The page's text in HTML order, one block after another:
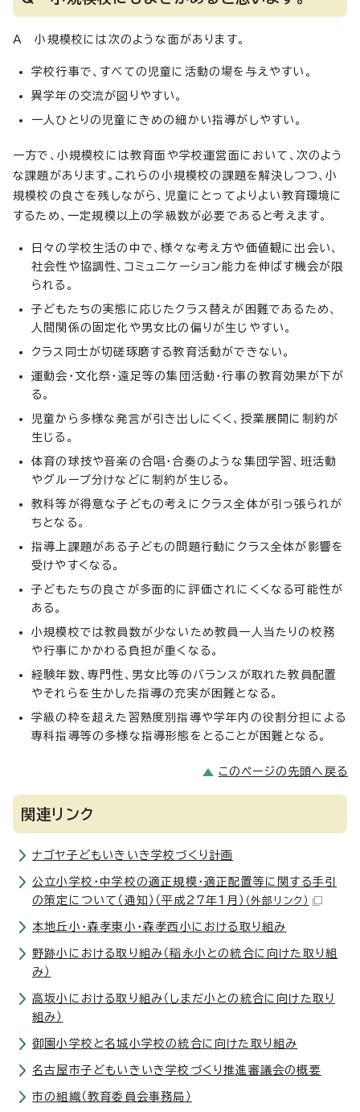
A 小規模校には次のような面があります。
学校行事で、すべての児童に活動の場を与えやすい。
異学年の交流が図りやすい。
一人ひとりの児童にきめの細かい指導がしやすい。
一方で、小規模校には教育面や学校運営面において、次のよう
な課題があります。これらの小規模校の課題を解決しつつ、小
規模校の良さを残しながら、児童にとってよりよい教育環境に
するため、一定規模以上の学級数が必要であると考えます。
日々の学校生活の中で、様々な考え方や価値観に出会い、
社会性や協調性、コミュニケーション能力を伸ばす機会が限
られる。
子どもたちの実態に応じたクラス替えが困難であるため、
人間関係の固定化や男女比の偏りが生じやすい。
クラス同士が切磋琢磨する教育活動ができない。
運動会・文化祭・遠足等の集団活動・行事の教育効果が下が
る。
児童から多様な発言が引き出しにくく、授業展開に制約が
生じる。
体育の球技や音楽の合唱・合奏のような集団学習、班活動
やグループ分けなどに制約が生じる。
教科等が得意な子どもの考えにクラス全体が引っ張られが
ちとなる。
指導上課題がある子どもの問題行動にクラス全体が影響を
受けやすくなる。
子どもたちの良さが多面的に評価されにくくなる可能性が
ある。
小規模校では教員数が少ないため教員一人当たりの校務
や行事にかかわる負担が重くなる。
経験年数、専門性、男女比等のバランスが取れた教員配置
やそれらを生かした指導の充実が困難となる。
学級の枠を超えた習熟度別指導や学年内の役割分担による
専科指導等の多様な指導形態をとることが困難となる。
このページの先頭へ戻る
関連リンク
ナゴヤ子どもいきいき学校づくり計画
公立小学校・中学校の適正規模・適正配置等に関する手引
の策定について（通知）（平成27年1月） （外部リンク）
本地丘小・森孝東小・森孝西小における取り組み
野跡小における取り組み（稲永小との統合に向けた取り組
み）
高坂小における取り組み（しまだ小との統合に向けた取り
組み）
御園小学校と名城小学校の統合に向けた取り組み
名古屋市子どもいきいき学校づくり推進審議会の概要
市の組織（教育委員会事務局）